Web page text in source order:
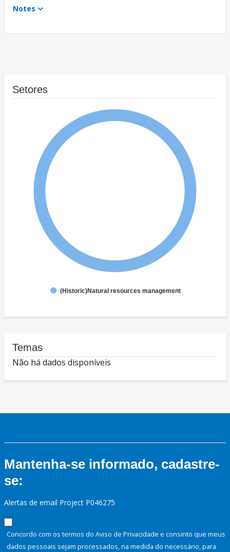
Notes
Setores
(Historic)Natural resources management
Temas
Não há dados disponíveis
Mantenha-se informado, cadastre-
se:
Alertas de email Project P046275
Concordo com os termos do Aviso de Privacidade e consinto que meus
dados pessoais sejam processados, na medida do necessário, para